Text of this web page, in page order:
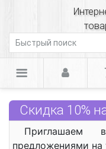
Скидка 10%
Приглашаем
предложениями на